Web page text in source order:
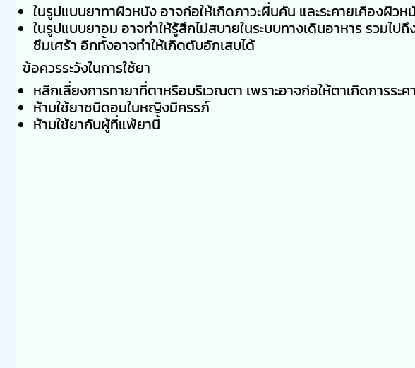
ในรูปแบบยาทาผิวหนัง อาจก่อให้เกิดภาวะผื่นคัน และระคายเคืองผิวห
ในรูปแบบยาอม อาจทำให้รู้สึกไม่สบายในระบบทางเดินอาหาร รวมไป
ซึมเศร้า อีกทั้งอาจทำให้เกิดตับอักเสบได้
ข้อควรระวังในการใช้ยา
หลีกเลี่ยงการทายาที่ตาหรือบริเวณตา เพราะอาจก่อให้ตาเกิดการระค
ห้ามใช้ยาชนิดอมในหญิงมีครรภ์
ห้ามใช้ยากับผู้ที่แพ้ยานี้